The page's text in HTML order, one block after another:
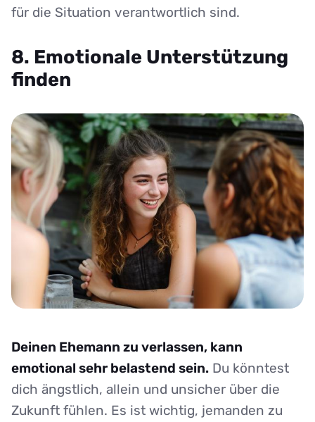
für die Situation verantwortlich sind.
8. Emotionale Unterstützung
finden
Deinen Ehemann zu verlassen, kann
emotional sehr belastend sein. Du könntest
dich ängstlich, allein und unsicher über die
Zukunft fühlen. Es ist wichtig, jemanden zu